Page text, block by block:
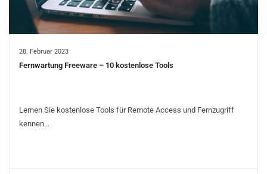
28. Februar 2023
Fernwartung Freeware – 10 kostenlose Tools
Lernen Sie kostenlose Tools für Remote Access und Fernzugriff
kennen...